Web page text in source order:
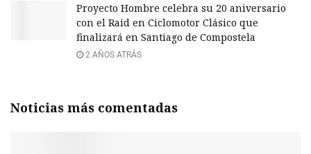
Proyecto Hombre celebra su 20 aniversario
con el Raid en Ciclomotor Clásico que
finalizará en Santiago de Compostela
2 AÑOS ATRÁS
Noticias más comentadas